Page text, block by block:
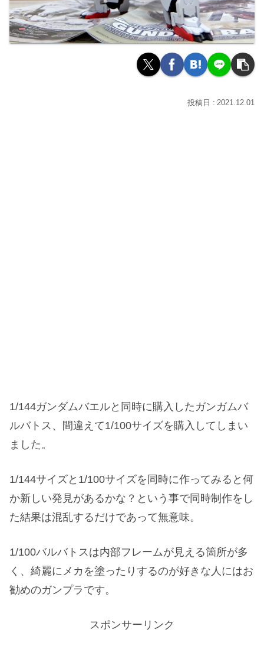
2021.12.01
1/144ガンダムバエルと同時に購入したガンガムバ
ルバトス、間違えて1/100サイズを購入してしまい
ました。
1/144サイズと1/100サイズを同時に作ってみると何
か新しい発見があるかな？という事で同時制作をし
た結果は混乱するだけであって無意味。
1/100バルバトスは内部フレームが見える箇所が多
く、綺麗にメカを塗ったりするのが好きな人にはお
勧めのガンプラです。
スポンサーリンク